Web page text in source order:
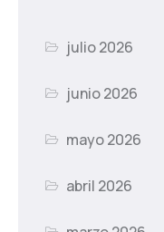
julio 2026
junio 2026
mayo 2026
abril 2026